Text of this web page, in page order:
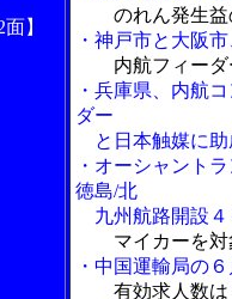
】
のれん発生
・神戸市と大阪
内航フィー
・兵庫県、内航
ダー
と日本触媒に助
・オーシャント
徳島/北
九州航路開設４
マイカーを対
・中国運輸局の
有効求人数